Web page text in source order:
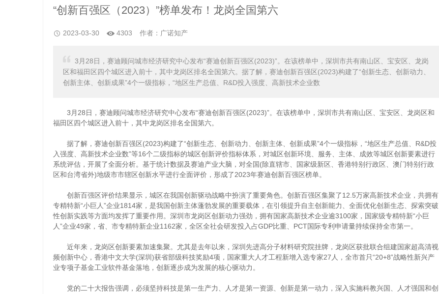
“创新百强区（2023）”榜单发布！龙岗全国第六
作者：广诺知产
2023-03-30 4303
3月28日，赛迪顾问城市经济研究中心发布“赛迪创新百强区(2023)”。在该榜单中，深圳市共有南山区、宝安区、龙岗
区和福田区四个城区进入前十，其中龙岗区排名全国第六。据了解，赛迪创新百强区(2023)构建了“创新生态、创新动力、
创新主体、创新成果”4个一级指标，“地区生产总值、R&D投入强度、高新技术企业数
3月28日，赛迪顾问城市经济研究中心发布“赛迪创新百强区(2023)”。在该榜单中，深圳市共有南山区、宝安区、龙岗区和
福田区四个城区进入前十，其中龙岗区排名全国第六。
据了解，赛迪创新百强区(2023)构建了“创新生态、创新动力、创新主体、创新成果”4个一级指标，“地区生产总值、R&D投
入强度、高新技术企业数”等16个二级指标的城区创新评价指标体系，对城区创新环境、服务、主体、成效等城区创新要素进行
系统评估，开展了全面分析。基于统计数据及赛迪产业大脑，对全国(除直辖市、国家级新区、香港特别行政区、澳门特别行政
区和台湾省外)地级市市辖区创新水平进行全面评价，形成了2023年赛迪创新百强区榜单。
创新百强区评价结果显示，城区在我国创新驱动战略中扮演了重要角色。创新百强区集聚了12.5万家高新技术企业，共拥有
专精特新“小巨人”企业1814家，是我国创新主体蓬勃发展的重要载体，在引领提升自主创新能力、全面优化创新生态、探索突破
性创新实践等方面均发挥了重要作用。深圳市龙岗区创新动力强劲，拥有国家高新技术企业逾3100家，国家级专精特新“小巨
人”企业49家，省、市专精特新企业1162家，全区全社会研发投入占GDP比重、PCT国际专利 申请量持续保持全市第一。
近年来，龙岗区创新要素加速集聚。尤其是去年以来，深圳先进高分子材料研究院挂牌，龙岗区获批联合组建国家超高清视
频创新中心，香港中文大学(深圳)获省部级科技奖励4项，国家重大人才工程新增入选专家27人，全市首只“20+8”战略性新兴产
业专项子基金工业软件基金落地，创新逐步成为发展的核心驱动力。
党的二十大报告强调，必须坚持科技是第一生产力、人才是第一资源、创新是第一动力，深入实施科教兴国、人才强国和创